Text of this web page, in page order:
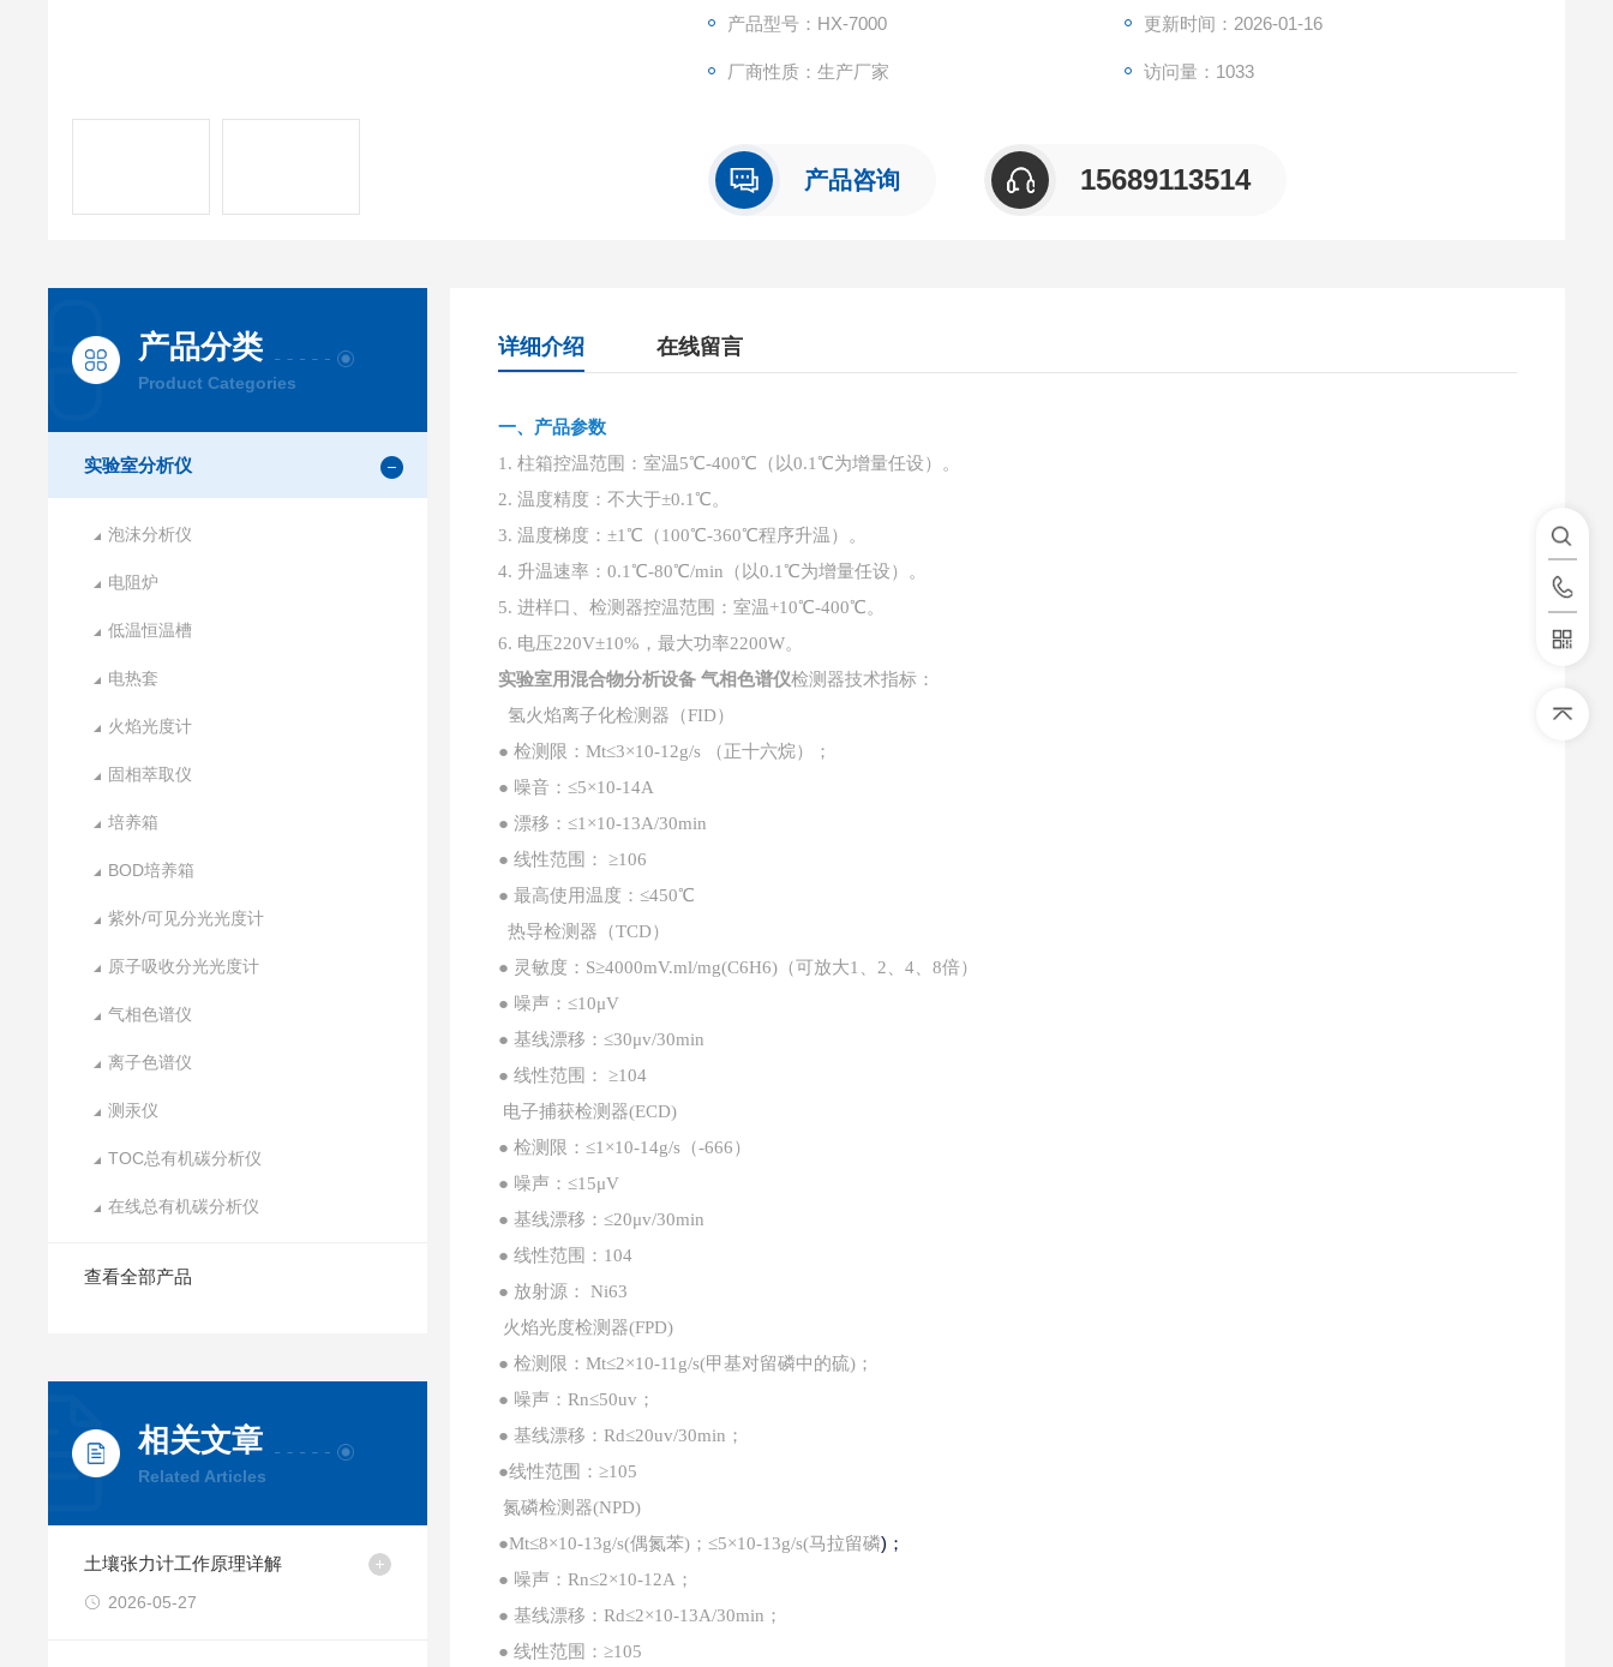
产品型号：HX-7000 更新时间：2026-01-16
厂商性质：生产厂家 访问量：1033
产品咨询 15689113514
产品分类
Product Categories
实验室分析仪
泡沫分析仪
电阻炉
低温恒温槽
电热套
火焰光度计
固相萃取仪
培养箱
BOD培养箱
紫外/可见分光光度计
原子吸收分光光度计
气相色谱仪
离子色谱仪
测汞仪
TOC总有机碳分析仪
在线总有机碳分析仪
查看全部产品
相关文章
Related Articles
土壤张力计工作原理详解
2026-05-27
详细介绍 在线留言
一、 产品参数
1. 柱箱控温范围：室温5℃-400℃（以0.1℃为增量任设）。
2. 温度精度：不大于±0.1℃。
3. 温度梯度：±1℃（100℃-360℃程序升温）。
4. 升温速率：0.1℃-80℃/min（以0.1℃为增量任设）。
5. 进样口、检测器控温范围：室温+10℃-400℃。
6. 电压220V±10%，最大功率2200W。
实验室用混合物分析设备 气相色谱仪检测器技术指标：
氢火焰离子化检测器（FID）
● 检测限：Mt≤3×10-12g/s （正十六烷）；
● 噪音：≤5×10-14A
● 漂移：≤1×10-13A/30min
● 线性范围： ≥106
● 最高使用温度：≤450℃
热导检测器（TCD）
● 灵敏度：S≥4000mV.ml/mg(C6H6)（可放大1、2、4、8倍）
● 噪声：≤10μV
● 基线漂移：≤30μv/30min
● 线性范围： ≥104
电子捕获检测器(ECD)
● 检测限：≤1×10-14g/s（-666）
● 噪声：≤15μV
● 基线漂移：≤20μv/30min
● 线性范围：104
● 放射源： Ni63
火焰光度检测器(FPD)
● 检测限：Mt≤2×10-11g/s(甲基对留磷中的硫)；
● 噪声：Rn≤50uv；
● 基线漂移：Rd≤20uv/30min；
●线性范围：≥105
氮磷检测器(NPD)
●Mt≤8×10-13g/s(偶氮苯)；≤5×10-13g/s(马拉留磷)；
● 噪声：Rn≤2×10-12A；
● 基线漂移：Rd≤2×10-13A/30min；
● 线性范围：≥105